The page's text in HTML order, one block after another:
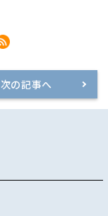
次の記事へ